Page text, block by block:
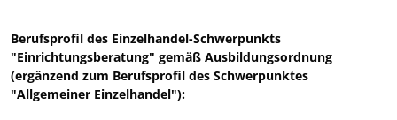
Berufsprofil des Einzelhandel-Schwerpunkts
"Einrichtungsberatung" gemäß Ausbildungsordnung
(ergänzend zum Berufsprofil des Schwerpunktes
"Allgemeiner Einzelhandel"):